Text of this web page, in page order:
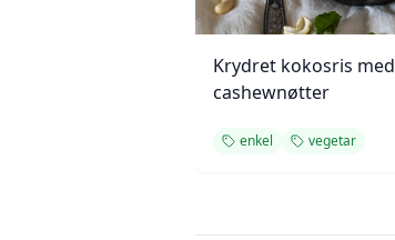
Krydret kokosris med
cashewnøtter
enkel vegetar